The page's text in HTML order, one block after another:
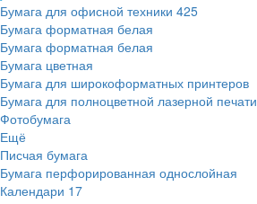
Бумага для офисной техники 425
Бумага форматная белая
Бумага форматная белая
Бумага цветная
Бумага для широкоформатных принтеров
Бумага для полноцветной лазерной печати
Фотобумага
Ещё
Писчая бумага
Бумага перфорированная однослойная
Календари 17